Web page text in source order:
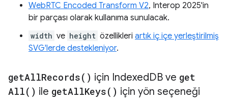
WebRTC Encoded Transform V2, Interop 2025'in
bir parçası olarak kullanıma sunulacak.
width ve height özellikleri artık iç içe yerleştirilmiş
SVG'lerde destekleniyor.
getAllRecords( ) için IndexedDB ve get
All( ) ile getAllKeys( ) için yön seçeneği